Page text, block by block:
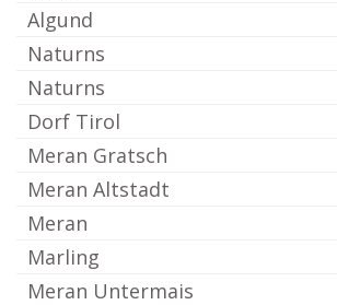
Algund
Naturns
Naturns
Dorf Tirol
Meran Gratsch
Meran Altstadt
Meran
Marling
Meran Untermais